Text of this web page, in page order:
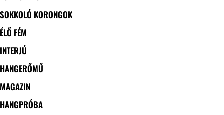
SOKKOLÓ KORONGOK
ÉLŐ FÉM
INTERJÚ
HANGERŐMŰ
MAGAZIN
HANGPRÓBA